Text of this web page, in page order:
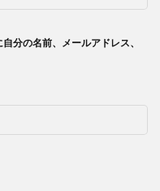
分の名前、メールアドレス、